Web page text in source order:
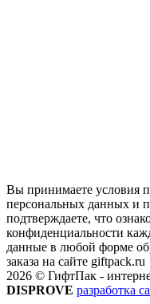
Вы принимаете условия
персональных данных и
подтверждаете, что
конфиденциальности
данные в любой форме
заказа на сайте giftpack.ru
2026 © ГифтПак -
DISPROVE разработка